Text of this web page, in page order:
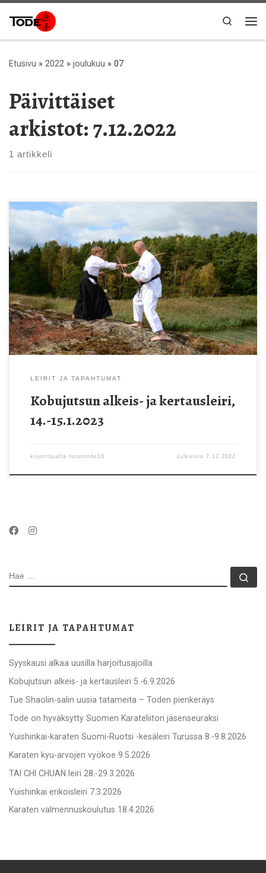
Skip to content
Search
Etusivu » 2022 » joulukuu » 07
Päivittäiset
arkistot:7.12.2022
1 artikkeli
Aiheena: Bon, sain ja tonfan perustekniikat, kumite ja kata
Paikka: Shaolin, Linnankatu 61, Turku Leiriajat: lauantai ja
sunnuntai klo 12-14, 15-17 Opettajat: Lasse Leino, 5.dan shidoin
ja Sanna Ranto, 4.dan Leiri sopii kaikille, jotka haluavat aloittaa
kobujutsun harjoittelun sekä niille, jotka haluavat kerrata
asetekniikoita oman tasoonsa asti. Leirimaksu on 40 […]
LEIRIT JA TAPAHTUMAT
Kobujutsun alkeis- ja kertausleiri,
14.-15.1.2023
kirjoittajalta turuntode18 Julkaistu7.12.2022
HAE
LEIRIT JA TAPAHTUMAT
Syyskausi alkaa uusilla harjoitusajoilla
Kobujutsun alkeis- ja kertausleiri 5.-6.9.2026
Tue Shaolin-salin uusia tatameita – Toden pienkeräys
Tode on hyväksytty Suomen Karateliiton jäsenseuraksi
Yuishinkai-karaten Suomi-Ruotsi -kesäleiri Turussa 8.-9.8.2026
Karaten kyu-arvojen vyökoe 9.5.2026
TAI CHI CHUAN leiri 28.-29.3.2026
Yuishinkai erikoisleiri 7.3.2026
Karaten valmennuskoulutus 18.4.2026